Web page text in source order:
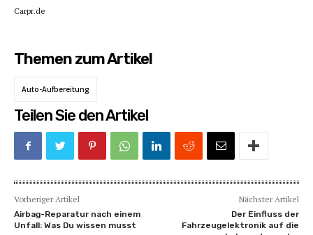
Carpr.de
Themen zum Artikel
Auto-Aufbereitung
Teilen Sie den Artikel
Vorheriger Artikel
Airbag-Reparatur nach einem
Unfall: Was Du wissen musst
Nächster Artikel
Der Einfluss der
Fahrzeugelektronik auf die